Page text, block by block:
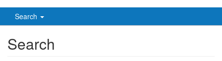
Search
Search